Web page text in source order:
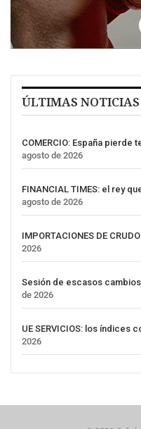
ÚLTIMAS NOTICIAS
COMERCIO: España
agosto de 2026
FINANCIAL TIMES: el rey
agosto de 2026
IMPORTACIONES DE
2026
Sesión de escasos
de 2026
UE SERVICIOS: los índices
2026